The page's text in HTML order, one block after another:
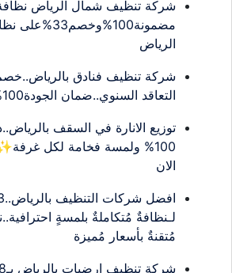
شركة تنظيف شمال الرياض
الرياض
التعاقد السنوي..ضمان الجودة100%اتصل بنا
توزيع الانارة في السقف
100% ولمسة فخامة لكل
الان
لـنظافةٌ مُتكاملةٌ بلمسةٍ
مُتقنةٌ بأسعار مُميزة